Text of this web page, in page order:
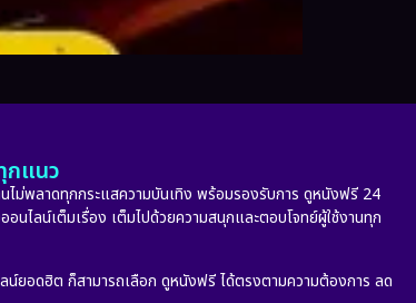
กแนว
ไม่พลาดทุกกระแสความบันเทิง พร้อมรองรับการ ดูหนังฟรี 24
นไลน์เต็มเรื่อง เต็มไปด้วยความสนุกและตอบโจทย์ผู้ใช้งานทุก
น์ยอดฮิต ก็สามารถเลือก ดูหนังฟรี ได้ตรงตามความต้องการ ลด